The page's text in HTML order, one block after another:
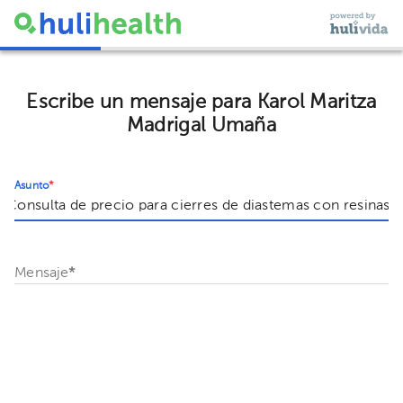
Escribe un mensaje para Karol Maritza
Madrigal Umaña
Asunto*
Mensaje*